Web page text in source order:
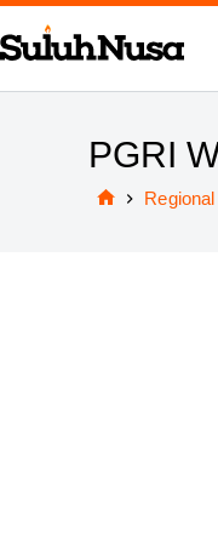
Skip
to
content
PGRI
Regional